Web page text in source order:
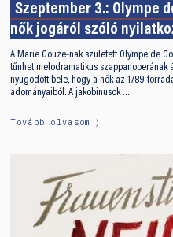
Szeptember 3.: Olympe
nők jogáról szóló
A Marie Gouze-nak született Olympe de
tűnhet melodramatikus szappanoperának
nyugodott bele, hogy a nők az 1789
adományaiból. A jakobinusok …
Tovább olvasom